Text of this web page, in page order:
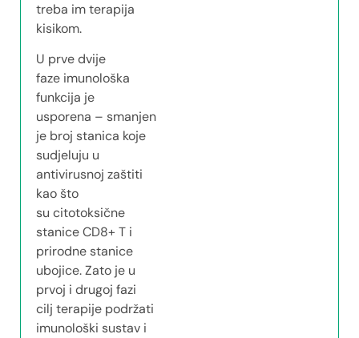
treba im terapija
kisikom.
U prve dvije
faze imunološka
funkcija je
usporena – smanjen
je broj stanica koje
sudjeluju u
antivirusnoj zaštiti
kao što
su citotoksične
stanice CD8+ T i
prirodne stanice
ubojice. Zato je u
prvoj i drugoj fazi
cilj terapije podržati
imunološki sustav i